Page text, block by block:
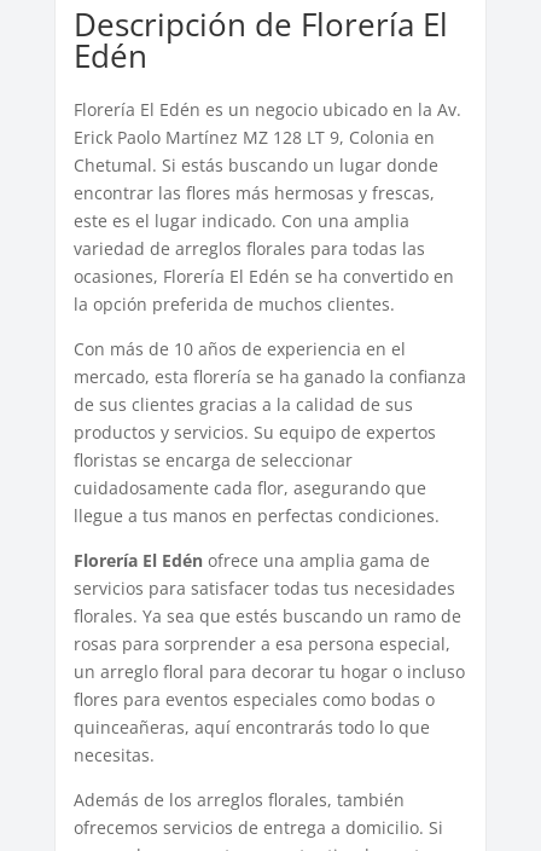
Descripción de Florería El
Edén
Florería El Edén es un negocio ubicado en la Av.
Erick Paolo Martínez MZ 128 LT 9, Colonia en
Chetumal. Si estás buscando un lugar donde
encontrar las flores más hermosas y frescas,
este es el lugar indicado. Con una amplia
variedad de arreglos florales para todas las
ocasiones, Florería El Edén se ha convertido en
la opción preferida de muchos clientes.
Con más de 10 años de experiencia en el
mercado, esta florería se ha ganado la confianza
de sus clientes gracias a la calidad de sus
productos y servicios. Su equipo de expertos
floristas se encarga de seleccionar
cuidadosamente cada flor, asegurando que
llegue a tus manos en perfectas condiciones.
Florería El Edénofrece una amplia gama de
servicios para satisfacer todas tus necesidades
florales. Ya sea que estés buscando un ramo de
rosas para sorprender a esa persona especial,
un arreglo floral para decorar tu hogar o incluso
flores para eventos especiales como bodas o
quinceañeras, aquí encontrarás todo lo que
necesitas.
Además de los arreglos florales, también
ofrecemos servicios de entrega a domicilio. Si